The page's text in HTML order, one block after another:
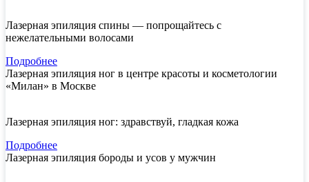
Лазерная эпиляция спины — попрощайтесь с
нежелательными волосами
Подробнее
Лазерная эпиляция ног в центре красоты и косметологии
«Милан» в Москве
Лазерная эпиляция ног: здравствуй, гладкая кожа
Подробнее
Лазерная эпиляция бороды и усов у мужчин